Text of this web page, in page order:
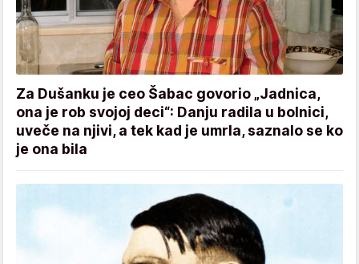
Za Dušanku je ceo Šabac govorio „Jadnica,
ona je rob svojoj deci“: Danju radila u bolnici,
uveče na njivi, a tek kad je umrla, saznalo se ko
je ona bila